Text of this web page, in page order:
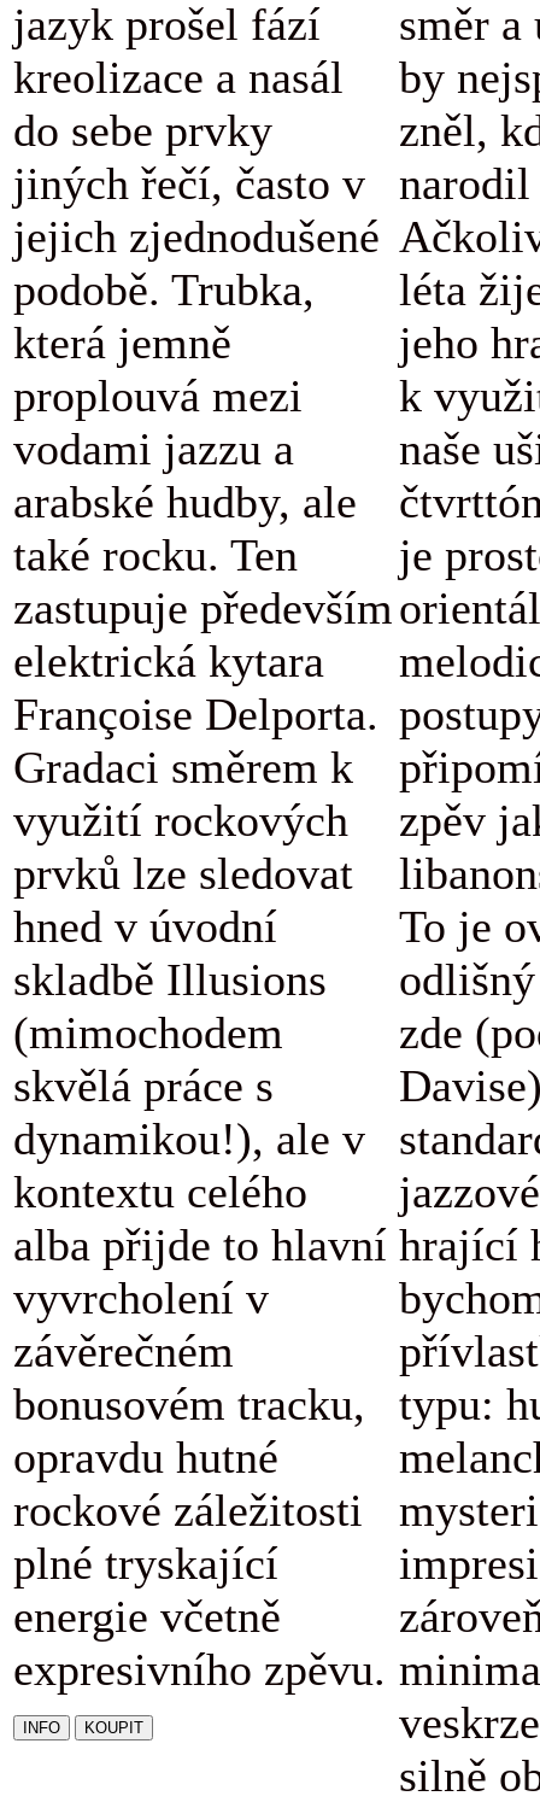
jazyk prošel fází
kreolizace a nasál
do sebe prvky
jiných řečí, často v
jejich zjednodušené
podobě. Trubka,
která jemně
proplouvá mezi
vodami jazzu a
arabské hudby, ale
také rocku. Ten
zastupuje především
elektrická kytara
Françoise Delporta.
Gradaci směrem k
využití rockových
prvků lze sledovat
hned v úvodní
skladbě Illusions
(mimochodem
skvělá práce s
dynamikou!), ale v
kontextu celého
alba přijde to hlavní
vyvrcholení v
závěrečném
bonusovém tracku,
opravdu hutné
rockové záležitosti
plné tryskající
energie včetně
expresivního zpěvu.
směr a
by
zněl,
léta
jeho
k
naše
je
zpěv
To je
zde
hrající
typu:
silně